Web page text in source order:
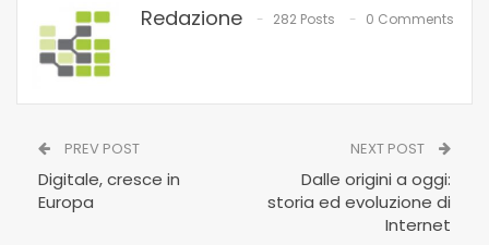
Redazione 282 Posts 0 Comments
PREV POST
Digitale, cresce in
Europa
NEXT POST
Dalle origini a oggi:
storia ed evoluzione di
Internet